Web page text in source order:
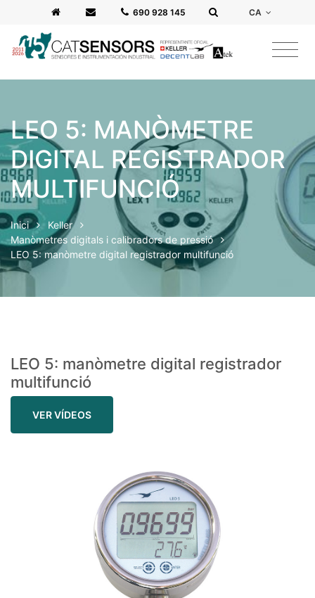
‭690 928 145‬ CA
LEO 5: MANÒMETRE
DIGITAL REGISTRADOR
MULTIFUNCIÓ
Inici
Keller
Manòmetres digitals i calibradors de pressió
LEO 5: manòmetre digital registrador multifunció
LEO 5: manòmetre digital registrador
multifunció
VER VÍDEOS